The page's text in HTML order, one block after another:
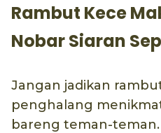
Rambut Kece
Nobar Siaran
Jangan jadikan
penghalang
bareng teman-teman.